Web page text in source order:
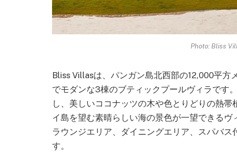
Photo: Bliss
Bliss Villasは、パンガン島北西部の12,000平方
でモダンな3棟のブティックプールヴィラです
し、美しいココナッツの木や色とりどりの熱
イ島を望む素晴らしい海の景色が一望できるヴ
ラウンジエリア、ダイニングエリア、スパバ
す。